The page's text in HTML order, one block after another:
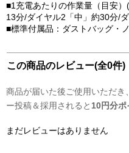
■1充電あたりの作業量（目安
13分/ダイヤル2「中」約30分/
■標準付属品：ダストバッグ・
この商品のレビュー(全0件)
商品が届いた後ご使用いただき、
ー投稿＆採用されると 10円分ポ
まだレビューはありません